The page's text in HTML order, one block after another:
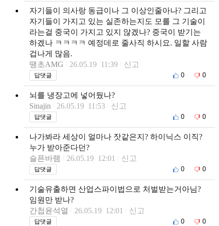
자기들이 의사랑 동급이나 그 이상인줄아나? 그리고
자기들이 가지고 있는 실존하는지도 모를 그 기술이
라는걸 중국이 가지고 있지 않겠나? 중국이 받기는
하겠나 ㅋㅋㅋㅋ 예정데로 줄사직 하시요. 일할 사람
겁나게 많음.
땡초AMG
26.05.19 11:39 신고
답댓글 0 0
뇌를 냉장고에 넣어뒀나?
Sinajin
26.05.19 11:53 신고
답댓글 0 0
나가봐라 세상이 얼마나 잣같은지? 하이닉스 이직?
누가 받아준다던?
슬픈바램
26.05.19 12:01 신고
답댓글 0 0
기술유출하면 산업스파이법으로 처벌받는거아님?
임원만 받나?
간첩윤석열
26.05.19 12:01 신고
답댓글 0 0